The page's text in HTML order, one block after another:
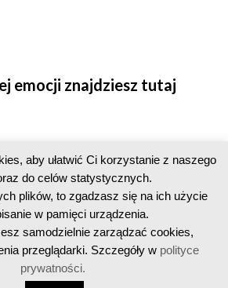
emocji znajdziesz tutaj
· Licznik Geigera · All Rights Reserved
aby ułatwić Ci korzystanie z naszego
do celów statystycznych.
plików, to zgadzasz się na ich użycie
w pamięci urządzenia.
samodzielnie zarządzać cookies,
przeglądarki. Szczegóły wpolityce
prywatności.